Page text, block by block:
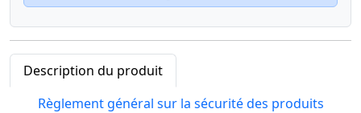
Description du produit
Règlement général sur la sécurité des produits